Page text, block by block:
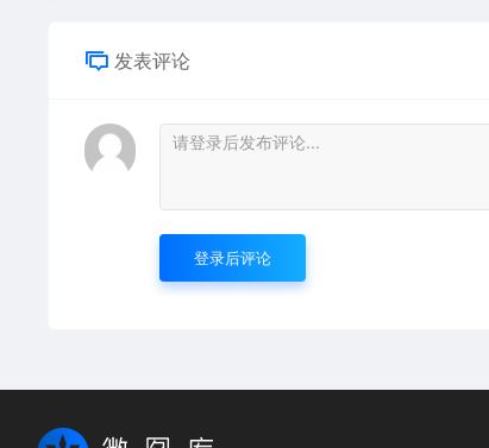
发表评论
登录后评论